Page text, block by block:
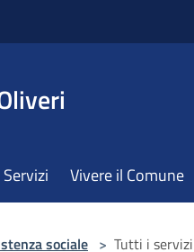
Servizi Vivere il Comune
sociale > Tutti i